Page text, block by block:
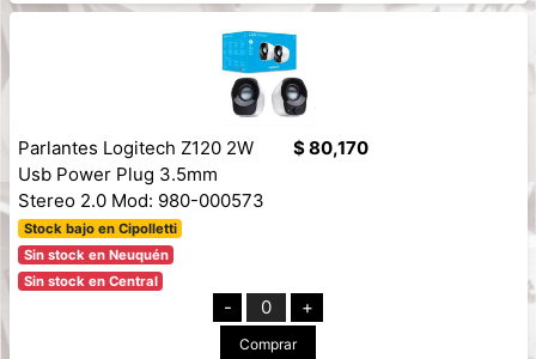
Parlantes Logitech Z120 2W
Usb Power Plug 3.5mm
Stereo 2.0 Mod: 980-000573
Stock bajo en Cipolletti
Sin stock en Neuquén
Sin stock en Central
$ 80,170
- 0 +
Comprar